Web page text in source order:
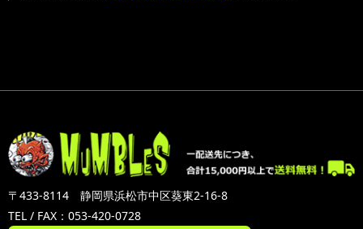
〒433-8114 静岡県浜松市中区葵東2-16-8
TEL / FAX：053-420-0728